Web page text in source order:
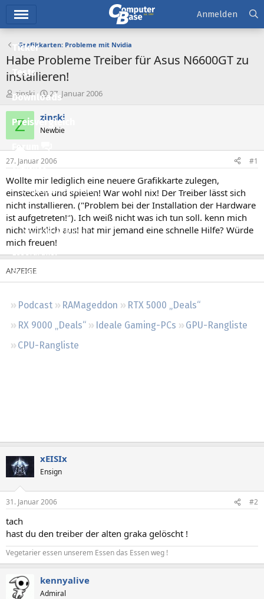
Ticker
Tests
Downloads
Preisvergleich
Forum
Aktuelles
Empfohlene Inhalte
Neue Beiträge
Neueste Aktivitäten
Leserartikel
Regeln
Podcast RAMageddon
RTX 5000 „Deals“
RX 9000 „Deals“
Ideale Gaming-PCs
GPU-Rangliste
CPU-Rangliste
Anmelden
Grafikkarten: Probleme mit Nvidia
Habe Probleme Treiber für Asus N6600GT zu
installieren!
E
r
s
t
e
r
zinski
E
r
s
e
l
t
a
27. Januar 2006
Z zinski
Newbie
27. Januar 2006 #1
Wollte mir lediglich eine neuere Grafikkarte zulegen,
einstecken und spielen! War wohl nix! Der Treiber lässt sich
nicht installieren. ("Problem bei der Installation der Hardware
ist aufgetreten!"). Ich weiß nicht was ich tun soll. kenn mich
nicht wirklich aus! hat mir jemand eine schnelle Hilfe? Würde
mich freuen!
xEISIx
Ensign
31. Januar 2006 #2
tach
hast du den treiber der alten graka gelöscht !
Vegetarier essen unserem Essen das Essen weg !
kennyalive
Admiral